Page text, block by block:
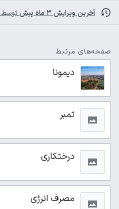
آخرین ویرایش ۳ ماه پیش توسط
صفحه‌های مرتبط
دیمونا
تمبر
درختکاری
مصرف انرژی